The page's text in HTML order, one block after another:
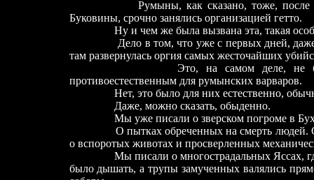
Румыны, как сказано, тоже,
Буковины, срочно занялись организацией гетто.
Ну и чем же была вызвана эта, такая
Дело в том, что уже с первых дней, даже с
там развернулась оргия самых жесточайших
Это, на самом деле, не было чем-
противоестественным для румынских варваров.
Нет, это было для них естественно,
Даже, можно сказать, обыденно.
Мы уже писали о зверском погроме в
О пытках обреченных на смерть людей. О
о вспоротых животах и просверленных
Мы писали о многострадальных Яссах, где
было дышать, а трупы замученных валялись